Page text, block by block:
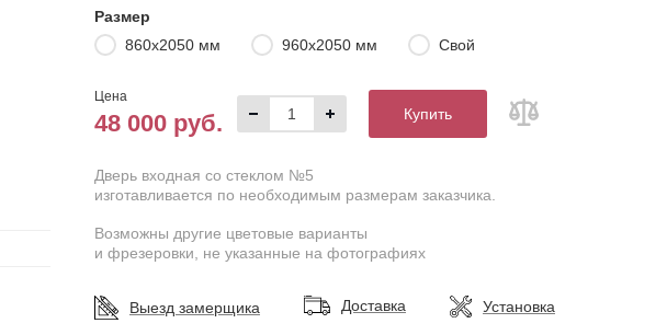
Размер
860х2050 мм
960х2050 мм Свой
Цена
48 000 руб. Купить
Дверь входная со стеклом №5
изготавливается по необходимым размерам заказчика.
Возможны другие цветовые варианты
и фрезеровки, не указанные на фотографиях
Выезд замерщика Доставка Установка